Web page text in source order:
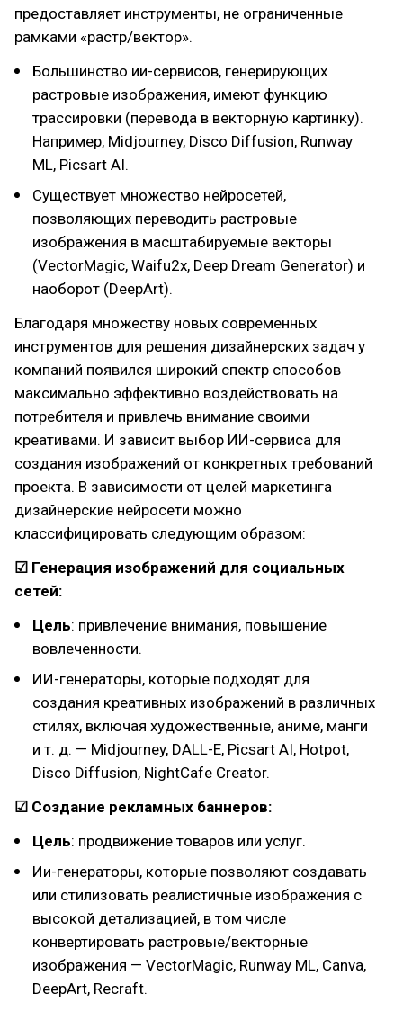
предоставляет инструменты, не ограниченные
рамками «растр/вектор».
Большинство ии-сервисов, генерирующих
растровые изображения, имеют функцию
трассировки (перевода в векторную картинку).
Например, Midjourney, Disco Diffusion, Runway
ML, Picsart AI.
Существует множество нейросетей,
позволяющих переводить растровые
изображения в масштабируемые векторы
(VectorMagic, Waifu2x, Deep Dream Generator) и
наоборот (DeepArt).
Благодаря множеству новых современных
инструментов для решения дизайнерских задач у
компаний появился широкий спектр способов
максимально эффективно воздействовать на
потребителя и привлечь внимание своими
креативами. И зависит выбор ИИ-сервиса для
создания изображений от конкретных требований
проекта. В зависимости от целей маркетинга
дизайнерские нейросети можно
классифицировать следующим образом:
☑ Генерация изображений для социальных
сетей:
Цель: привлечение внимания, повышение
вовлеченности.
ИИ-генераторы, которые подходят для
создания креативных изображений в различных
стилях, включая художественные, аниме, манги
и т. д. — Midjourney, DALL-E, Picsart AI, Hotpot,
Disco Diffusion, NightCafe Creator.
☑ Создание рекламных баннеров:
Цель: продвижение товаров или услуг.
Ии-генераторы, которые позволяют создавать
или стилизовать реалистичные изображения с
высокой детализацией, в том числе
конвертировать растровые/векторные
изображения — VectorMagic, Runway ML, Canva,
DeepArt, Recraft.